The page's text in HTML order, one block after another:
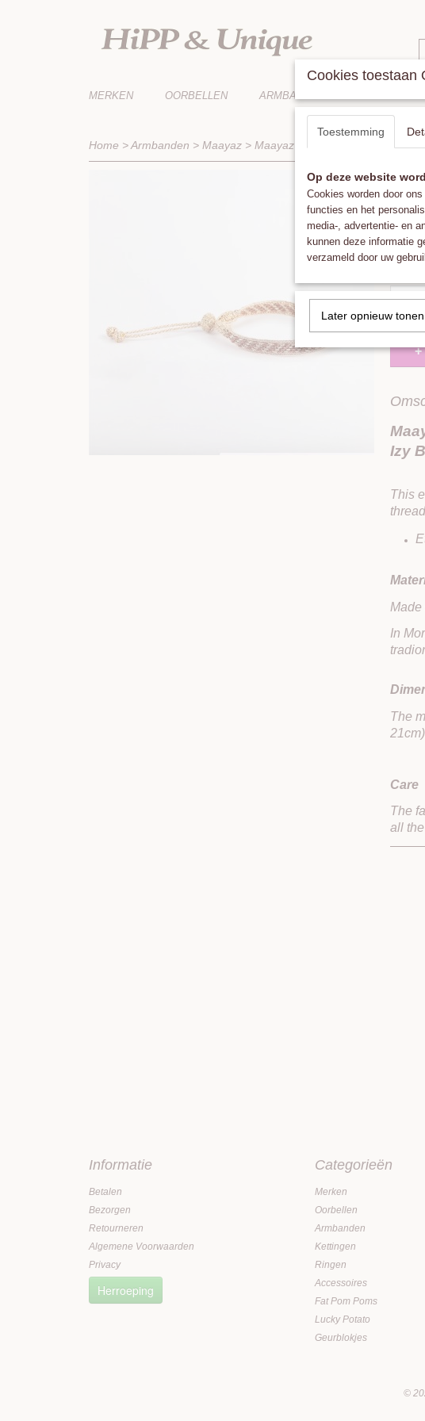
MERKEN OORBELLEN ARMBANDEN
Home >Armbanden > Maayaz > Maayaz Izy Bracelet in Rose
€
✓ Op
Izy
This
Made
In
The
Care
The
all
Informatie
Betalen
Bezorgen
Retourneren
Algemene Voorwaarden
Privacy
Herroeping
Categorieën
Merken
Oorbellen
Armbanden
Kettingen
Ringen
Accessoires
Fat Pom Poms
Lucky Potato
Geurblokjes
©
Cookies toestaan
Toestemming
Op deze website
Cookies worden door
functies en het
media-, advertentie- en
kunnen deze informatie
verzameld door uw
Later opnieuw tonen